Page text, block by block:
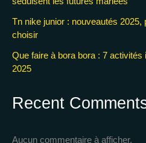
Tn nike junior : nouveautés
choisir
Que faire à bora bora : 7
2025
Recent
Aucun commentaire à afficher.